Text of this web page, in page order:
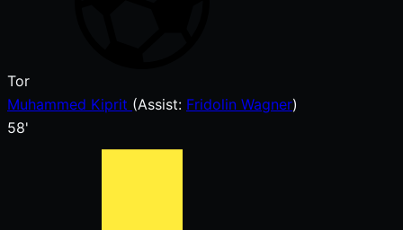
Tor
Muhammed Kiprit (Assist: Fridolin Wagner)
58'